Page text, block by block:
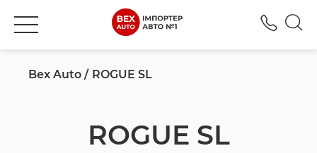
Bex Auto ROGUE SL
ROGUE SL